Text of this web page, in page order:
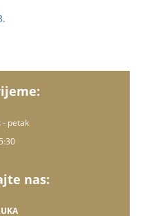
- petak
nas: